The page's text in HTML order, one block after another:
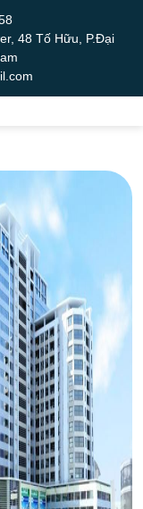
48 Tố Hữu, P.Đại